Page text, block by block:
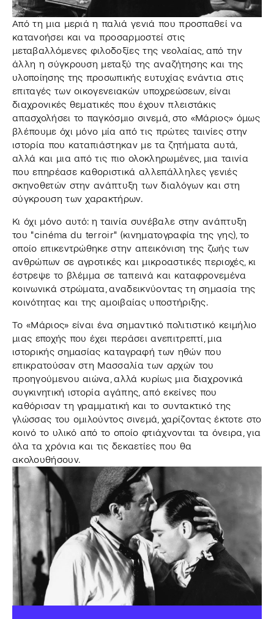
Από τη μια μεριά η παλιά γενιά που προσπαθεί να
κατανοήσει και να προσαρμοστεί στις
μεταβαλλόμενες φιλοδοξίες της νεολαίας, από την
άλλη η σύγκρουση μεταξύ της αναζήτησης και της
υλοποίησης της προσωπικής ευτυχίας ενάντια στις
επιταγές των οικογενειακών υποχρεώσεων, είναι
διαχρονικές θεματικές που έχουν πλειστάκις
απασχολήσει το παγκόσμιο σινεμά, στο «Μάριος» όμως
βλέπουμε όχι μόνο μία από τις πρώτες ταινίες στην
ιστορία που καταπιάστηκαν με τα ζητήματα αυτά,
αλλά και μια από τις πιο ολοκληρωμένες, μια ταινία
που επηρέασε καθοριστικά αλλεπάλληλες γενιές
σκηνοθετών στην ανάπτυξη των διαλόγων και στη
σύγκρουση των χαρακτήρων.
Κι όχι μόνο αυτό: η ταινία συνέβαλε στην ανάπτυξη
του "cinéma du terroir" (κινηματογραφία της γης), το
οποίο επικεντρώθηκε στην απεικόνιση της ζωής των
ανθρώπων σε αγροτικές και μικροαστικές περιοχές, κι
έστρεψε το βλέμμα σε ταπεινά και καταφρονεμένα
κοινωνικά στρώματα, αναδεικνύοντας τη σημασία της
κοινότητας και της αμοιβαίας υποστήριξης.
Το «Μάριος» είναι ένα σημαντικό πολιτιστικό κειμήλιο
μιας εποχής που έχει περάσει ανεπιτρεπτί, μια
ιστορικής σημασίας καταγραφή των ηθών που
επικρατούσαν στη Μασσαλία των αρχών του
προηγούμενου αιώνα, αλλά κυρίως μια διαχρονικά
συγκινητική ιστορία αγάπης, από εκείνες που
καθόρισαν τη γραμματική και το συντακτικό της
γλώσσας του ομιλούντος σινεμά, χαρίζοντας έκτοτε στο
κοινό το υλικό από το οποίο φτιάχνονται τα όνειρα, για
όλα τα χρόνια και τις δεκαετίες που θα
ακολουθήσουν.